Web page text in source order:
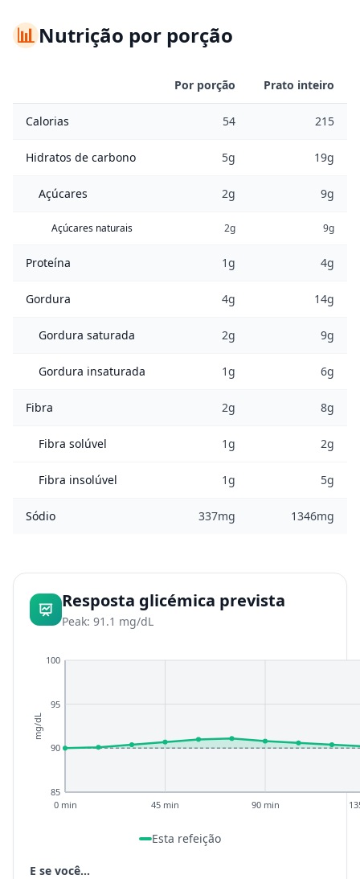
📊Nutrição por porção
Por porção Prato inteiro
Calorias 54 215
Hidratos de carbono 5g 19g
Açúcares 2g 9g
Açúcares naturais 2g 9g
Proteína 1g 4g
Gordura 4g 14g
Gordura saturada 2g 9g
Gordura insaturada 1g 6g
Fibra 2g 8g
Fibra solúvel 1g 2g
Fibra insolúvel 1g 5g
Sódio 337mg 1346mg
Resposta glicémica prevista
Peak: 91.1 mg/dL
85
90
95
100
0 min 45 min 90 min
mg/dL
Esta refeição
E se você...